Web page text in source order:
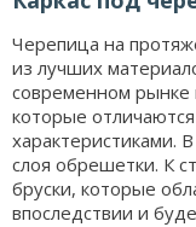
Черепица на
из лучших
современном рынке
которые
характеристиками.
слоя обрешетки. К
бруски, которые
впоследствии и